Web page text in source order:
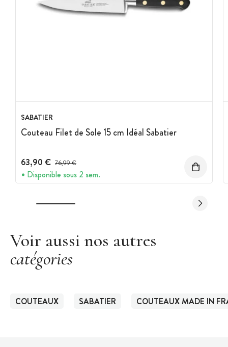
SABATIER
Couteau Filet de Sole 15 cm Idéal Sabatier
63,90 € Prix avant réduction :
76,99 €
Disponible sous 2 sem.
Voir aussi nos autres
catégories
COUTEAUX SABATIER COUTEAUX MADE IN